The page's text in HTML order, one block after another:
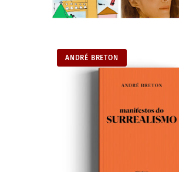
ANDRÉ BRETON